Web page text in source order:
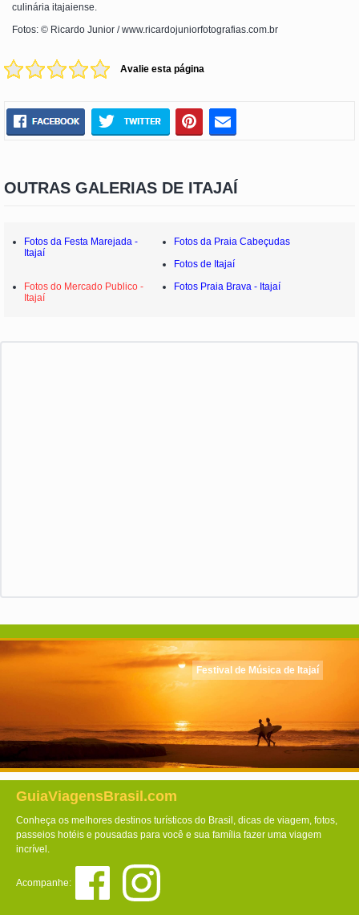
culinária itajaiense.
Fotos: © Ricardo Junior / www.ricardojuniorfotografias.com.br
Avalie esta página
OUTRAS GALERIAS DE ITAJAÍ
Fotos da Festa Marejada -
Itajaí
Fotos da Praia Cabeçudas
Fotos de Itajaí
Fotos do Mercado Publico -
Itajaí
Fotos Praia Brava - Itajaí
Festival de Música de Itajaí
GuiaViagensBrasil.com
Conheça os melhores destinos turísticos do Brasil, dicas de viagem, fotos,
passeios hotéis e pousadas para você e sua família fazer uma viagem
incrível.
Acompanhe: